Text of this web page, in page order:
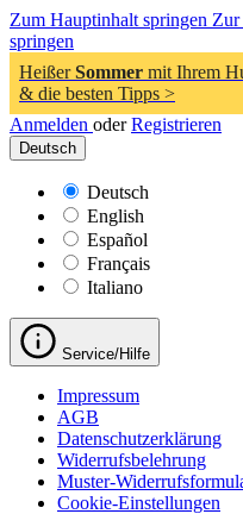
Zum Hauptinhalt springen Zur
springen
HeißerSommer mit Ihrem
& die besten Tipps >
Anmelden oder Registrieren
Deutsch
Deutsch
English
Español
Français
Italiano
Service/Hilfe
Impressum
AGB
Datenschutzerklärung
Widerrufsbelehrung
Muster-
Cookie-Einstellungen